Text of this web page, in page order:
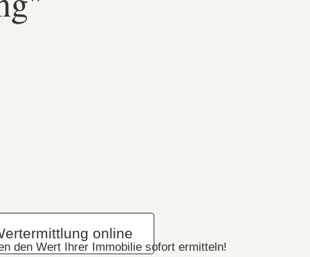
online
den Wert Ihrer Immobilie sofort ermitteln!